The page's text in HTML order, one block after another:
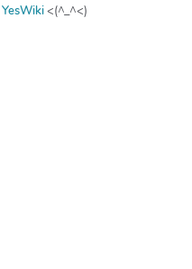
YesWiki<(^_^<)